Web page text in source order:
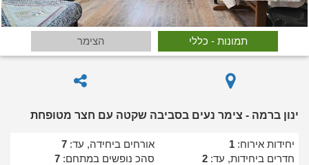
תמונות - כללי הצימר
ינון ברמה - צימר נעים בסביבה שקטה עם חצר מטופחת
יחידות אירוח: 1 אורחים ביחידה, עד: 7
חדרים ביחידות, עד: 2 סהכ נופשים במתחם: 7